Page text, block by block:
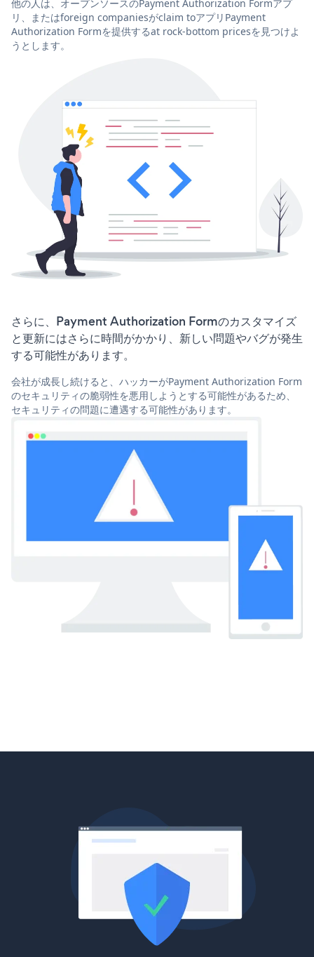
他の人は、オープンソースのPayment Authorization Formアプ
リ、またはforeign companiesがclaim toアプリPayment
Authorization Formを提供するat rock-bottom pricesを見つけよ
うとします。
さらに、Payment Authorization Formのカスタマイズ
と更新にはさらに時間がかかり、新しい問題やバグが発生
する可能性があります。
会社が成長し続けると、ハッカーがPayment Authorization Form
のセキュリティの脆弱性を悪用しようとする可能性があるため、
セキュリティの問題に遭遇する可能性があります。